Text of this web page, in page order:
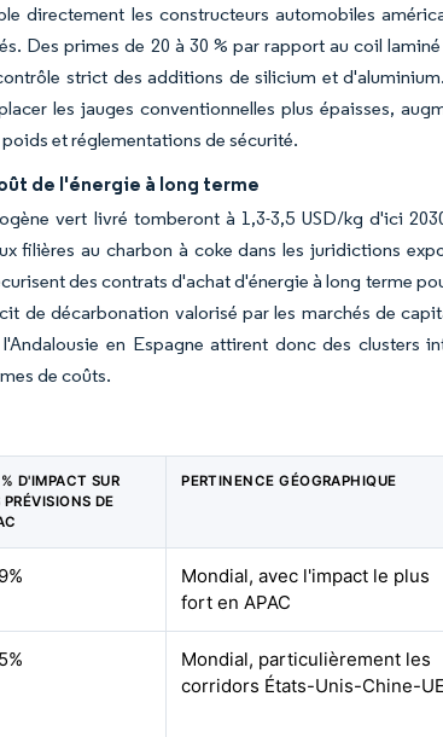
directement les constructeurs automobiles
Des primes de 20 à 30 % par rapport au coil
strict des additions de silicium et
les jauges conventionnelles plus épaisses,
et réglementations de sécurité.
de l'énergie à long terme
vert livré tomberont à 1,3-3,5 USD/kg d'ici
filières au charbon à coke dans les juridictions
des contrats d'achat d'énergie à long terme
de décarbonation valorisé par les marchés de
en Espagne attirent donc des clusters
de coûts.
D'IMPACT SUR
PRÉVISIONS DE
PERTINENCE GÉOGRAPHIQUE
Mondial, avec l'impact le plus
fort en APAC
Mondial, particulièrement les
corridors États-Unis-Chine-UE